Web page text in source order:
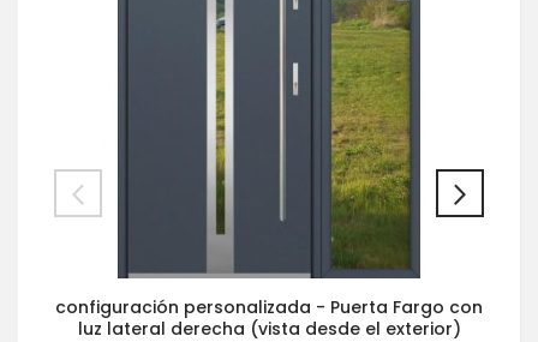
configuración personalizada - Puerta Fargo con
luz lateral derecha (vista desde el exterior)